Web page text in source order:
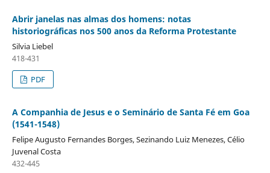
Abrir janelas nas almas dos homens: notas
historiográficas nos 500 anos da Reforma Protestante
Silvia Liebel
418-431
PDF
A Companhia de Jesus e o Seminário de Santa Fé em Goa
(1541-1548)
Felipe Augusto Fernandes Borges, Sezinando Luiz Menezes, Célio
Juvenal Costa
432-445